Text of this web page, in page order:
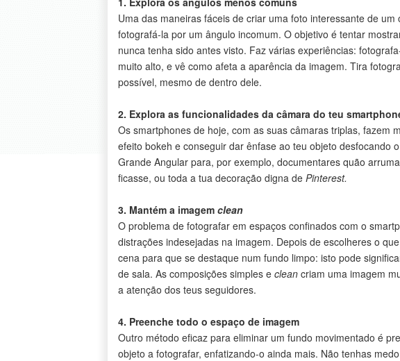
Uma das maneiras fáceis de criar uma foto interessante de
fotografá-la por um ângulo incomum. O objetivo é tentar
nunca tenha sido antes visto. Faz várias experiências:
muito alto, e vê como afeta a aparência da imagem. Tira
possível, mesmo de dentro dele.
2. Explora as funcionalidades da câmara do teu
Os smartphones de hoje, com as suas câmaras triplas, fazem
efeito bokeh e conseguir dar ênfase ao teu objeto desfocando
Grande Angular para, por exemplo, documentares quão
ficasse, ou toda a tua decoração digna de Pinterest.
3. Mantém a imagem clean
O problema de fotografar em espaços confinados com o
distrações indesejadas na imagem. Depois de escolheres o
cena para que se destaque num fundo limpo: isto pode
de sala. As composições simples e cleancriam uma imagem
a atenção dos teus seguidores.
4. Preenche todo o espaço de imagem
Outro método eficaz para eliminar um fundo movimentado é
objeto a fotografar, enfatizando-o ainda mais. Não tenhas